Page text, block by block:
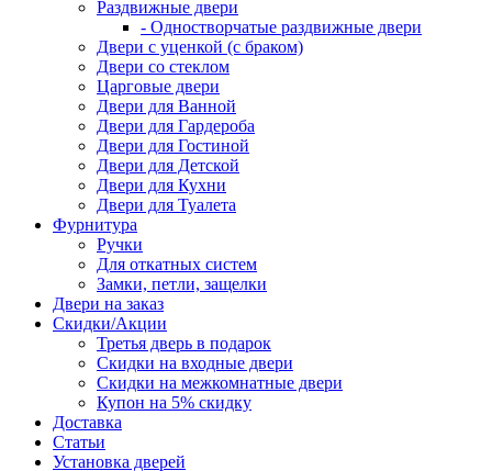
Раздвижные двери
- Одностворчатые раздвижные двери
Двери с уценкой (с браком)
Двери со стеклом
Царговые двери
Двери для Ванной
Двери для Гардероба
Двери для Гостиной
Двери для Детской
Двери для Кухни
Двери для Туалета
Фурнитура
Ручки
Для откатных систем
Замки, петли, защелки
Двери на заказ
Скидки/Акции
Третья дверь в подарок
Скидки на входные двери
Скидки на межкомнатные двери
Купон на 5% скидку
Доставка
Статьи
Установка дверей